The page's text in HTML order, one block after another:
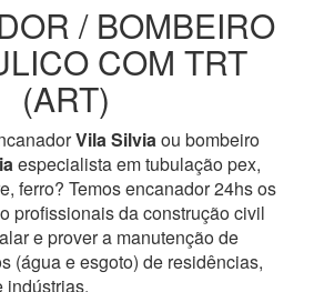
/ BOMBEIRO
COM TRT
(ART)
Vila Silviaou bombeiro
especialista em tubulação pex,
ferro? Temos encanador 24hs os
profissionais da construção civil
e prover a manutenção de
(água e esgoto) de residências,
indústrias.